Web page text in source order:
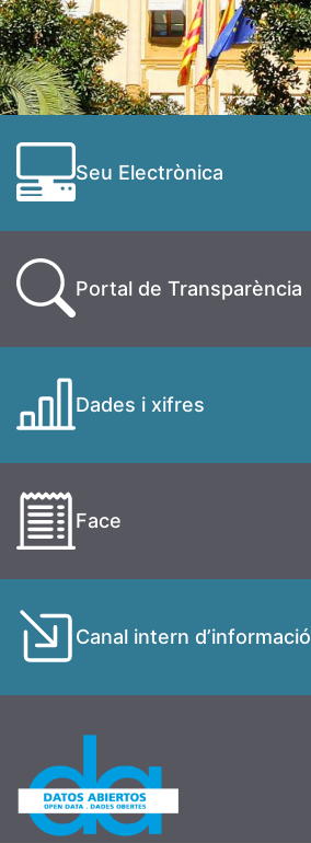
Seu Electrònica
Portal de Transparència
Dades i xifres
Face
Canal intern d’informació